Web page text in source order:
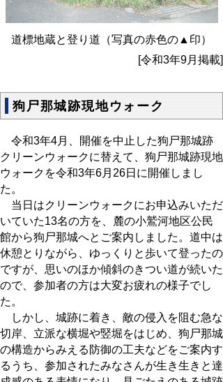
道標地蔵と登り道（写真の赤色の▲印）
[令和3年9月掲載]
狗尸那城跡現地ウォーク
令和3年4月、開催を中止した狗尸那城跡
クリーンウォークに替えて、狗尸那城跡現地
ウォークを令和3年6月26日に開催しまし
た。
当日はクリーンウォークにお申込みいただ
いていた13名の方を、麓の小鷲河地区公民
館から狗尸那城へとご案内しました。道中は
休憩とりながら、ゆっくりと歩いて登ったの
ですが、思いのほか傾斜のきつい道が続いた
ので、参加者の方は大変お疲れの様子でし
た。
しかし、城跡に着き、敵の侵入を阻む急な
切岸、立派な横堀や竪堀をはじめ、狗尸那城
の構造からみえる防御の工夫などをご案内す
るうち、参加されたみなさんが生き生きと達